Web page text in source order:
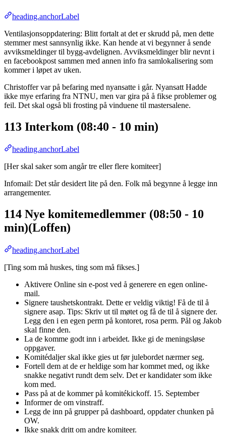
heading.anchorLabel
Ventilasjonsoppdatering: Blitt fortalt at det er skrudd på, men dette
stemmer mest sannsynlig ikke. Kan hende at vi begynner å sende
avviksmeldinger til bygg-avdelignen. Avviksmeldinger blir nevnt i
en facebookpost sammen med annen info fra samlokalisering som
kommer i løpet av uken.
Christoffer var på befaring med nyansatte i går. Nyansatt Hadde
ikke mye erfaring fra NTNU, men var gira på å fikse problemer og
feil. Det skal også bli frosting på vinduene til mastersalene.
113 Interkom (08:40 - 10 min)
heading.anchorLabel
[Her skal saker som angår tre eller flere komiteer]
Infomail: Det står desidert lite på den. Folk må begynne å legge inn
arrangementer.
114 Nye komitemedlemmer (08:50 - 10
min)(Loffen)
heading.anchorLabel
[Ting som må huskes, ting som må fikses.]
Aktivere Online sin e-post ved å generere en egen online-
mail.
Signere taushetskontrakt. Dette er veldig viktig! Få de til å
signere asap. Tips: Skriv ut til møtet og få de til å signere der.
Legg den i en egen perm på kontoret, rosa perm. Pål og Jakob
skal finne den.
La de komme godt inn i arbeidet. Ikke gi de meningsløse
oppgaver.
Komitédaljer skal ikke gies ut før julebordet nærmer seg.
Fortell dem at de er heldige som har kommet med, og ikke
snakke negativt rundt dem selv. Det er kandidater som ikke
kom med.
Pass på at de kommer på komitékickoff. 15. September
Informer de om vinstraff.
Legg de inn på grupper på dashboard, oppdater chunken på
OW.
Ikke snakk dritt om andre komiteer.